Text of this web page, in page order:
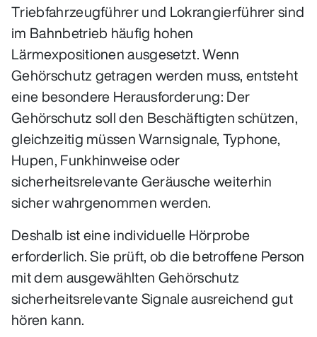
Triebfahrzeugführer und Lokrangierführer sind
im Bahnbetrieb häufig hohen
Lärmexpositionen ausgesetzt. Wenn
Gehörschutz getragen werden muss, entsteht
eine besondere Herausforderung: Der
Gehörschutz soll den Beschäftigten schützen,
gleichzeitig müssen Warnsignale, Typhone,
Hupen, Funkhinweise oder
sicherheitsrelevante Geräusche weiterhin
sicher wahrgenommen werden.
Deshalb ist eine individuelle Hörprobe
erforderlich. Sie prüft, ob die betroffene Person
mit dem ausgewählten Gehörschutz
sicherheitsrelevante Signale ausreichend gut
hören kann.